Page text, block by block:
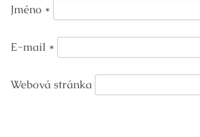
Jméno *
E-mail *
Webová stránka